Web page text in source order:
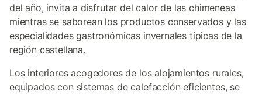
del año, invita a disfrutar del calor de las chimeneas
mientras se saborean los productos conservados y las
especialidades gastronómicas invernales típicas de la
región castellana.
Los interiores acogedores de los alojamientos rurales,
equipados con sistemas de calefacción eficientes, se